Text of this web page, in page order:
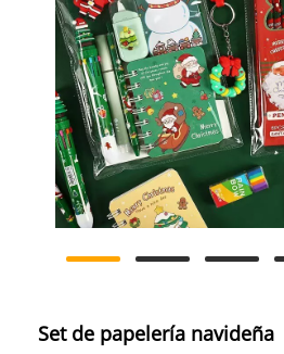
Set de papelería navideña